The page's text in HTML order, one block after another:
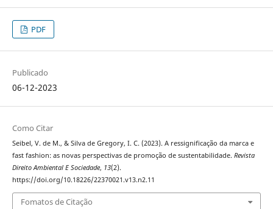
PDF
Publicado
06-12-2023
Como Citar
Seibel, V. de M., & Silva de Gregory, I. C. (2023). A ressignificação da marca e
fast fashion: as novas perspectivas de promoção de sustentabilidade. Revista
Direito Ambiental E Sociedade, 13(2).
https://doi.org/10.18226/22370021.v13.n2.11
Fomatos de Citação